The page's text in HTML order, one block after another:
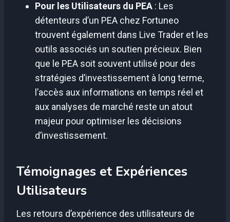
Pour les Utilisateurs du PEA : Les
détenteurs d’un PEA chez Fortuneo
trouvent également dans Live Trader et les
outils associés un soutien précieux. Bien
que le PEA soit souvent utilisé pour des
stratégies d’investissement à long terme,
l’accès aux informations en temps réel et
aux analyses de marché reste un atout
majeur pour optimiser les décisions
d’investissement.
Témoignages et Expériences
Utilisateurs
Les retours d’expérience des utilisateurs de